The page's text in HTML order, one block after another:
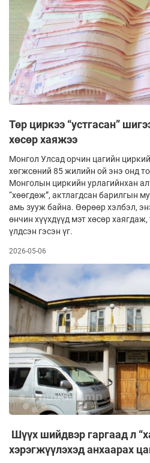
Төр циркээ “устгасан”
хөсөр хаяжээ
Монгол Улсад орчин цагийн
хөгжсөний 85 жилийн ой энэ онд
Монголын циркийн урлагийнхан
“хөөгдөж”, актлагдсан барилгын
амь зууж байна. Өөрөөр хэлбэл,
өнчин хүүхдүүд мэт хөсөр
үлдсэн гэсэн үг.
2026-05-06
Шүүх шийдвэр гаргаад л
хэрэгжүүлэхэд анхаарах